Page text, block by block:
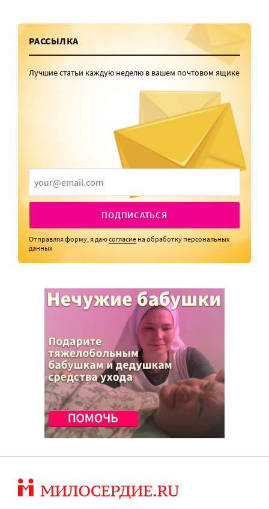
РАССЫЛКА
Лучшие статьи каждую неделю в вашем почтовом ящике
ПОДПИСАТЬСЯ
Отправляя форму, я даюсогласие на обработку персональных
данных